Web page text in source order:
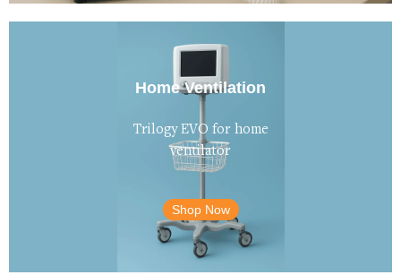
Home Ventilation
Trilogy EVO for home
ventilator
Shop Now